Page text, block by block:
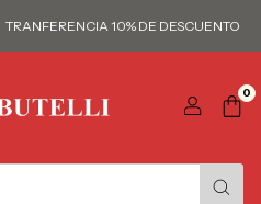
TRANFERENCIA 10% DE DESCUENTO
0